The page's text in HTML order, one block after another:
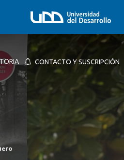
CONTACTO Y SUSCRIPCIÓN